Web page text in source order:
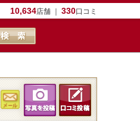
10,634店舗 ｜ 330口コミ